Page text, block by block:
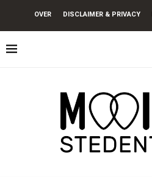
OVER DISCLAIMER & PRIVACY